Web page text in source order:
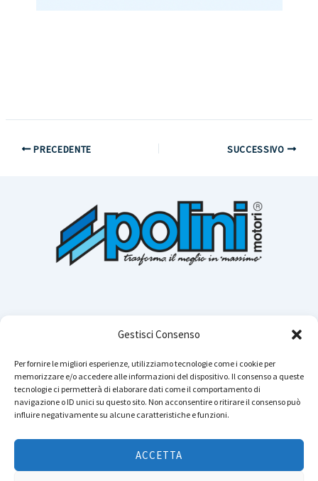
Gestisci Consenso
Per fornire le migliori esperienze, utilizziamo tecnologie come i cookie per
memorizzare e/o accedere alle informazioni del dispositivo. Il consenso a queste
tecnologie ci permetterà di elaborare dati come il comportamento di
navigazione o ID unici su questo sito. Non acconsentire o ritirare il consenso può
influire negativamente su alcune caratteristiche e funzioni.
ACCETTA
PRECEDENTE SUCCESSIVO
Cerca
Instagram
YouTube
TikTok
Facebook
LinkedIn
WhatsApp
Telegram